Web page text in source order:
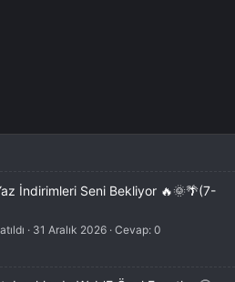
İndirimleri Seni Bekliyor 🔥🌞🌴(7-
31 Aralık 2026 Cevap: 0